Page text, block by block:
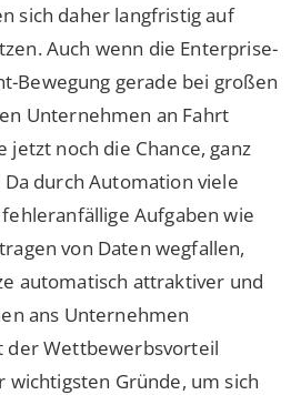
sich daher langfristig auf
Auch wenn die Enterprise-
Bewegung gerade bei großen
Unternehmen an Fahrt
jetzt noch die Chance, ganz
durch Automation viele
Aufgaben wie
von Daten wegfallen,
automatisch attraktiver und
ans Unternehmen
der Wettbewerbsvorteil
Gründe, um sich